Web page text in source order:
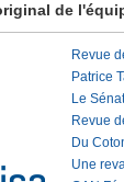
de
Revue
Patrice
Le
Revue
Du
Une